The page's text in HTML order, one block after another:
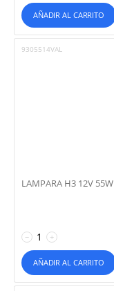
AÑADIR AL CARRITO
9305514VAL
LAMPARA H3 12V 55W
+
−
AÑADIR AL CARRITO